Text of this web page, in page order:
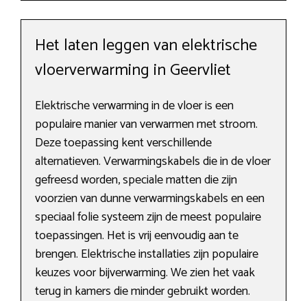
Het laten leggen van elektrische
vloerverwarming in Geervliet
Elektrische verwarming in de vloer is een
populaire manier van verwarmen met stroom.
Deze toepassing kent verschillende
alternatieven. Verwarmingskabels die in de vloer
gefreesd worden, speciale matten die zijn
voorzien van dunne verwarmingskabels en een
speciaal folie systeem zijn de meest populaire
toepassingen. Het is vrij eenvoudig aan te
brengen. Elektrische installaties zijn populaire
keuzes voor bijverwarming. We zien het vaak
terug in kamers die minder gebruikt worden.